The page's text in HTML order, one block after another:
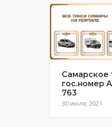
Самарское
гос.номер
763
30 июля, 2021